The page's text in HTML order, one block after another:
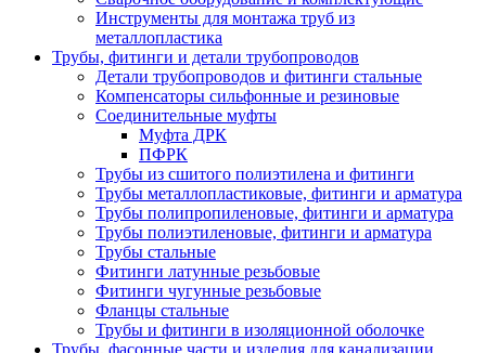
Инструменты для монтажа труб из
металлопластика
Трубы, фитинги и детали трубопроводов
Детали трубопроводов и фитинги стальные
Компенсаторы сильфонные и резиновые
Соединительные муфты
Муфта ДРК
ПФРК
Трубы из сшитого полиэтилена и фитинги
Трубы металлопластиковые, фитинги и арматура
Трубы полипропиленовые, фитинги и арматура
Трубы полиэтиленовые, фитинги и арматура
Трубы стальные
Фитинги латунные резьбовые
Фитинги чугунные резьбовые
Фланцы стальные
Трубы и фитинги в изоляционной оболочке
Трубы, фасонные части и изделия для канализации